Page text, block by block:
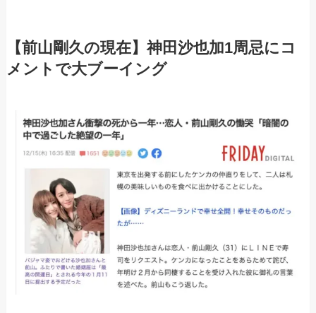
【前山剛久の現在】神田沙也加1周忌にコ
メントで大ブーイング